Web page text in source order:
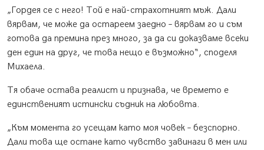
„Гордея се с него! Той е най-страхотният мъж. Дали
вярвам, че може да остареем заедно – вярвам го и съм
готова да премина през много, за да си доказваме всеки
ден един на друг, че това нещо е възможно“, споделя
Михаела.
Тя обаче остава реалист и признава, че времето е
единственият истински съдник на любовта.
„Към момента го усещам като моя човек – безспорно.
Дали това ще остане като чувство завинаги в мен или